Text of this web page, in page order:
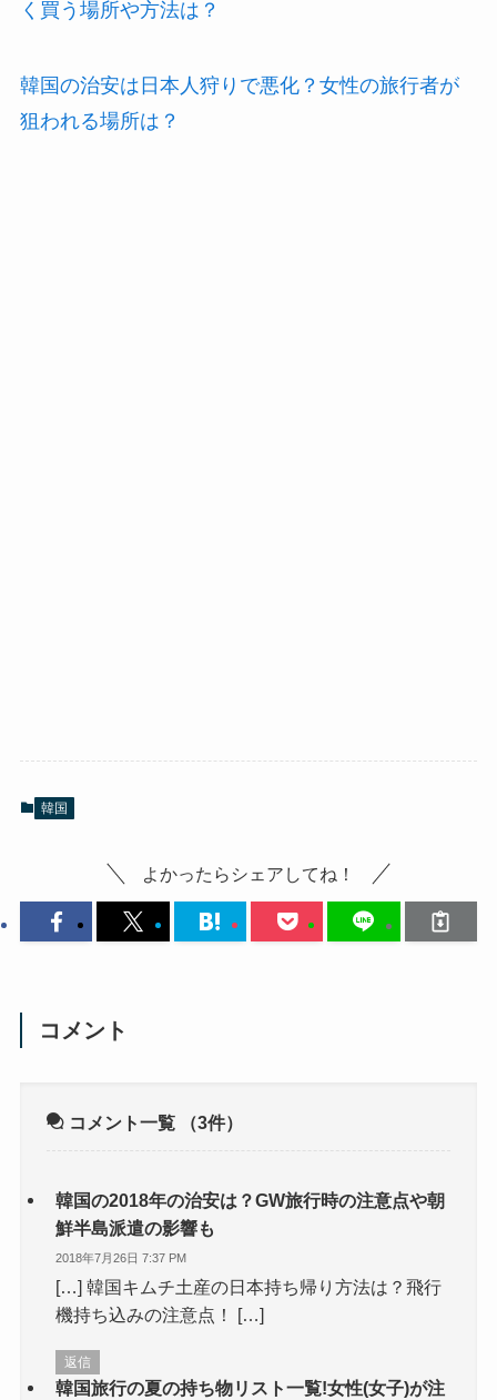
く買う場所や方法は？
韓国の治安は日本人狩りで悪化？女性の旅行者が
狙われる場所は？
韓国
よかったらシェアしてね！
コメント
コメント一覧 （3件）
韓国の2018年の治安は？GW旅行時の注意点や朝
鮮半島派遣の影響も
2018年7月26日 7:37 PM
[…] 韓国キムチ土産の日本持ち帰り方法は？飛行
機持ち込みの注意点！ […]
返信
韓国旅行の夏の持ち物リスト一覧!女性(女子)が注